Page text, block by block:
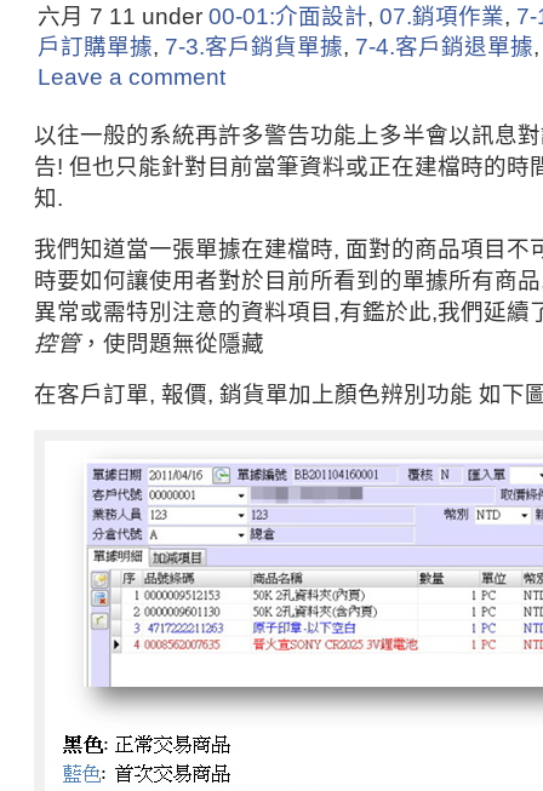
六月 7 11 under 00-01:介面設計, 07.銷項作業, 7-
戶訂購單據, 7-3.客戶銷貨單據, 7-4.客戶銷退單據
Leave a comment
以往一般的系統再許多警告功能上多半會以訊息
告! 但也只能針對目前當筆資料或正在建檔時的時
知.
我們知道當一張單據在建檔時, 面對的商品項目不
時要如何讓使用者對於目前所看到的單據所有商
異常或需特別注意的資料項目,有鑑於此,我們延續
控管，使問題無從隱藏
在客戶訂單, 報價, 銷貨單加上顏色辨別功能 如下